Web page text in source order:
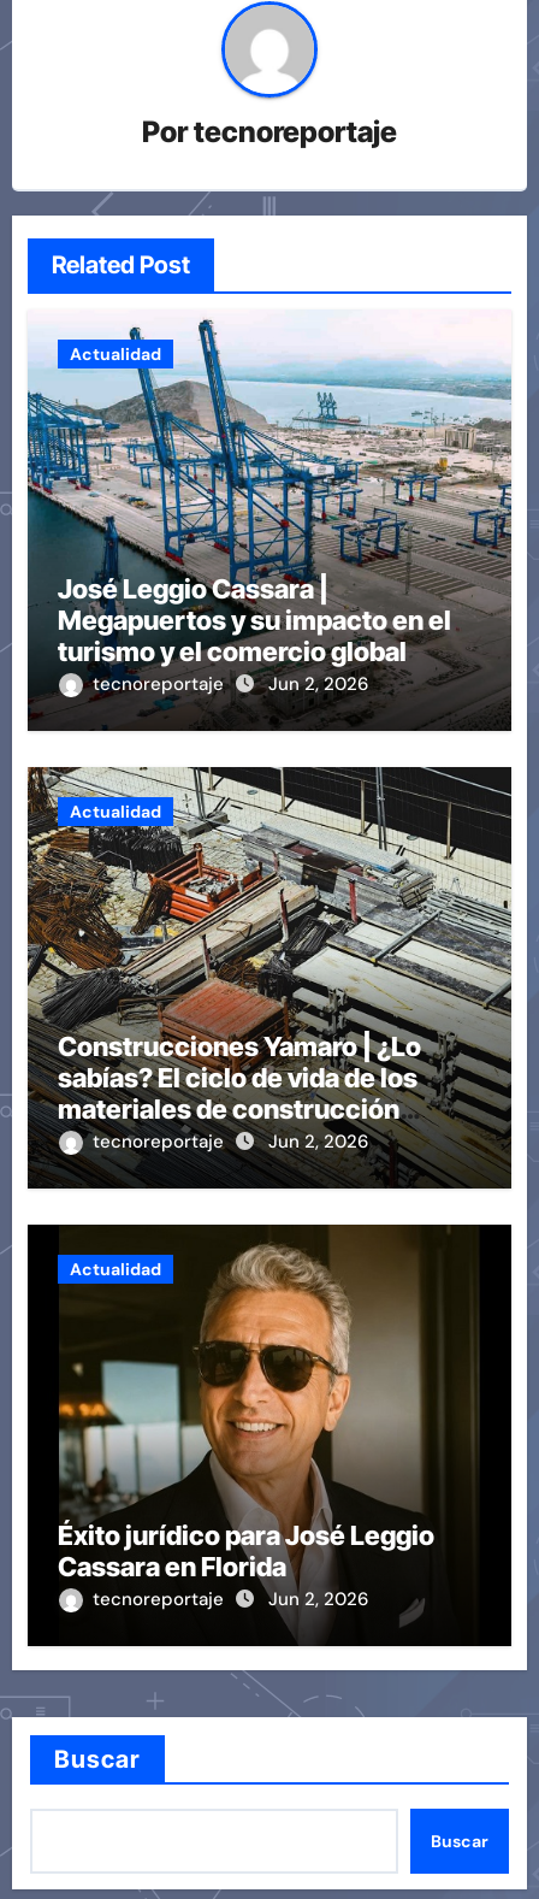
Portecnoreportaje
Related Post
Actualidad
José Leggio Cassara |
Megapuertos y su impacto en el
turismo y el comercio global
tecnoreportaje Jun 2, 2026
Actualidad
Construcciones Yamaro | ¿Lo
sabías? El ciclo de vida de los
materiales de construcción
revoluciona eficiencia en
proyectos modernos
tecnoreportaje Jun 2, 2026
Actualidad
Éxito jurídico para José Leggio
Cassara en Florida
tecnoreportaje Jun 2, 2026
Buscar
Buscar